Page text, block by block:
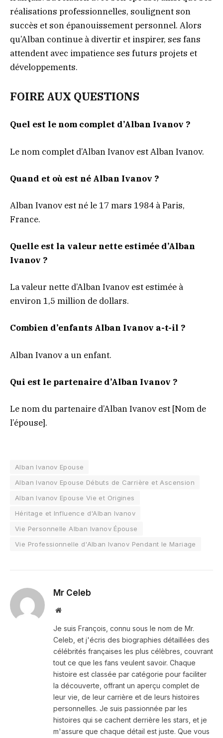
réalisations professionnelles, soulignent son
succès et son épanouissement personnel. Alors
qu’Alban continue à divertir et inspirer, ses fans
attendent avec impatience ses futurs projets et
développements.
FOIRE AUX QUESTIONS
Quel est le nom complet d’Alban Ivanov ?
Le nom complet d’Alban Ivanov est Alban Ivanov.
Quand et où est né Alban Ivanov ?
Alban Ivanov est né le 17 mars 1984 à Paris,
France.
Quelle est la valeur nette estimée d’Alban
Ivanov ?
La valeur nette d’Alban Ivanov est estimée à
environ 1,5 million de dollars.
Combien d’enfants Alban Ivanov a-t-il ?
Alban Ivanov a un enfant.
Qui est le partenaire d’Alban Ivanov ?
Le nom du partenaire d’Alban Ivanov est [Nom de
l’épouse].
Alban Ivanov Epouse
Alban Ivanov Epouse Débuts de Carrière et Ascension
Alban Ivanov Epouse Vie et Origines
Héritage et Influence d'Alban Ivanov
Vie Personnelle Alban Ivanov Épouse
Vie Professionnelle d'Alban Ivanov Pendant le Mariage
Mr Celeb
Website
Je suis François, connu sous le nom de Mr.
Celeb, et j'écris des biographies détaillées des
célébrités françaises les plus célèbres, couvrant
tout ce que les fans veulent savoir. Chaque
histoire est classée par catégorie pour faciliter
la découverte, offrant un aperçu complet de
leur vie, de leur carrière et de leurs histoires
personnelles. Je suis passionnée par les
histoires qui se cachent derrière les stars, et je
m'assure que chaque détail est juste. Que vous